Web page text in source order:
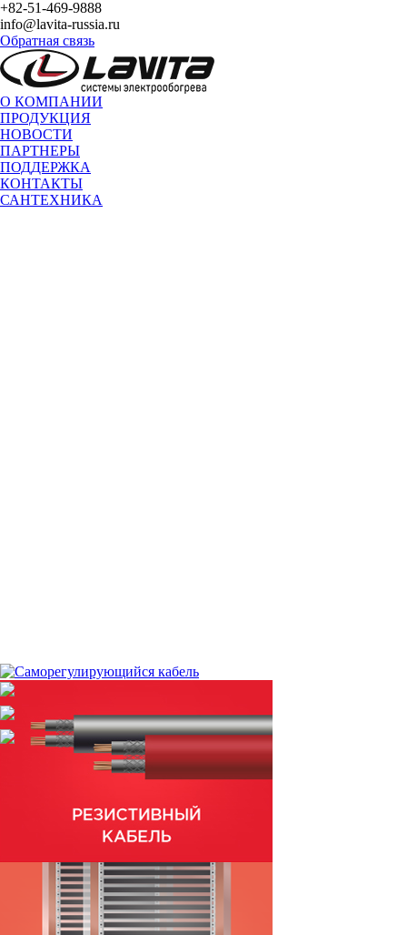
+82-51-469-9888
info@lavita-russia.ru
Обратная связь
О КОМПАНИИ
ПРОДУКЦИЯ
НОВОСТИ
ПАРТНЕРЫ
ПОДДЕРЖКА
КОНТАКТЫ
САНТЕХНИКА